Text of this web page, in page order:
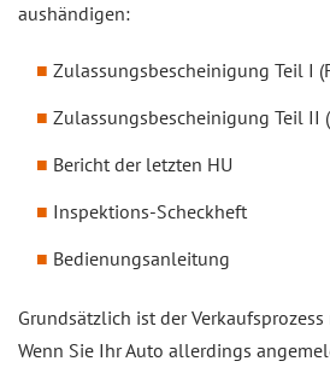
aushändigen:
Zulassungsbescheinigung Teil I
Zulassungsbescheinigung Teil II
Bericht der letzten HU
Inspektions-Scheckheft
Bedienungsanleitung
Grundsätzlich ist der
Wenn Sie Ihr Auto allerdings